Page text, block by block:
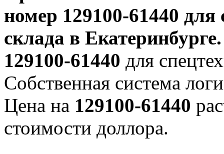
номер 129100-61440 для
склада в Екатеринбурге.
129100-61440 для
Собственная система
Цена на 129100-61440
стоимости доллора.